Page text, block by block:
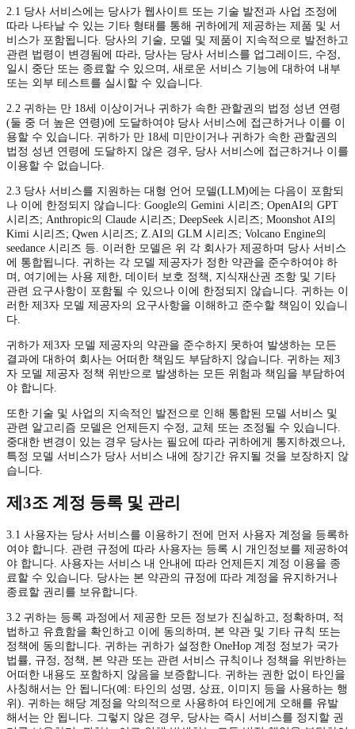
2.1 당사 서비스에는 당사가 웹사이트 또는 기술 발전과 사업 조정에
따라 나타날 수 있는 기타 형태를 통해 귀하에게 제공하는 제품 및 서
비스가 포함됩니다. 당사의 기술, 모델 및 제품이 지속적으로 발전하고
관련 법령이 변경됨에 따라, 당사는 당사 서비스를 업그레이드, 수정,
일시 중단 또는 종료할 수 있으며, 새로운 서비스 기능에 대하여 내부
또는 외부 테스트를 실시할 수 있습니다.
2.2 귀하는 만 18세 이상이거나 귀하가 속한 관할권의 법정 성년 연령
(둘 중 더 높은 연령)에 도달하여야 당사 서비스에 접근하거나 이를 이
용할 수 있습니다. 귀하가 만 18세 미만이거나 귀하가 속한 관할권의
법정 성년 연령에 도달하지 않은 경우, 당사 서비스에 접근하거나 이를
이용할 수 없습니다.
2.3 당사 서비스를 지원하는 대형 언어 모델(LLM)에는 다음이 포함되
나 이에 한정되지 않습니다: Google의 Gemini 시리즈; OpenAI의 GPT
시리즈; Anthropic의 Claude 시리즈; DeepSeek 시리즈; Moonshot AI의
Kimi 시리즈; Qwen 시리즈; Z.AI의 GLM 시리즈; Volcano Engine의
seedance 시리즈 등. 이러한 모델은 위 각 회사가 제공하며 당사 서비스
에 통합됩니다. 귀하는 각 모델 제공자가 정한 약관을 준수하여야 하
며, 여기에는 사용 제한, 데이터 보호 정책, 지식재산권 조항 및 기타
관련 요구사항이 포함될 수 있으나 이에 한정되지 않습니다. 귀하는 이
러한 제3자 모델 제공자의 요구사항을 이해하고 준수할 책임이 있습니
다.
귀하가 제3자 모델 제공자의 약관을 준수하지 못하여 발생하는 모든
결과에 대하여 회사는 어떠한 책임도 부담하지 않습니다. 귀하는 제3
자 모델 제공자 정책 위반으로 발생하는 모든 위험과 책임을 부담하여
야 합니다.
또한 기술 및 사업의 지속적인 발전으로 인해 통합된 모델 서비스 및
관련 알고리즘 모델은 언제든지 수정, 교체 또는 조정될 수 있습니다.
중대한 변경이 있는 경우 당사는 필요에 따라 귀하에게 통지하겠으나,
특정 모델 서비스가 당사 서비스 내에 장기간 유지될 것을 보장하지 않
습니다.
제3조 계정 등록 및 관리
3.1 사용자는 당사 서비스를 이용하기 전에 먼저 사용자 계정을 등록하
여야 합니다. 관련 규정에 따라 사용자는 등록 시 개인정보를 제공하여
야 합니다. 사용자는 서비스 내 안내에 따라 언제든지 계정 이용을 종
료할 수 있습니다. 당사는 본 약관의 규정에 따라 계정을 유지하거나
종료할 권리를 보유합니다.
3.2 귀하는 등록 과정에서 제공한 모든 정보가 진실하고, 정확하며, 적
법하고 유효함을 확인하고 이에 동의하며, 본 약관 및 기타 규칙 또는
정책에 동의합니다. 귀하는 귀하가 설정한 OneHop 계정 정보가 국가
법률, 규정, 정책, 본 약관 또는 관련 서비스 규칙이나 정책을 위반하는
어떠한 내용도 포함하지 않음을 보증합니다. 귀하는 권한 없이 타인을
사칭해서는 안 됩니다(예: 타인의 성명, 상표, 이미지 등을 사용하는 행
위). 귀하는 해당 계정을 악의적으로 사용하여 타인에게 오해를 유발
해서는 안 됩니다. 그렇지 않은 경우, 당사는 즉시 서비스를 정지할 권